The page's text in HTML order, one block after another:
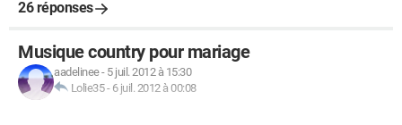
26 réponses
Musique country pour mariage
aadelinee- 5 juil. 2012 à 15:30
Lolie35- 6 juil. 2012 à 00:08